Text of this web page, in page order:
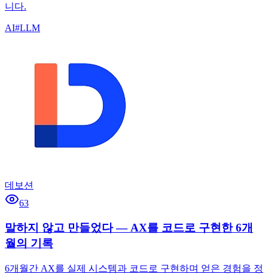
니다.
AI#LLM
데보션
63
말하지 않고 만들었다 — AX를 코드로 구현한 6개
월의 기록
6개월간 AX를 실제 시스템과 코드로 구현하며 얻은 경험을 정